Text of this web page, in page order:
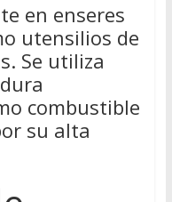
en enseres
utensilios de
Se utiliza
combustible
su alta